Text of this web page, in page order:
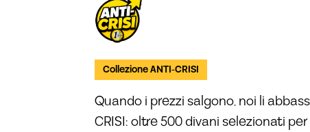
Collezione ANTI-CRISI
Quando i prezzi salgono, noi li
CRISI: oltre 500 divani selezionati